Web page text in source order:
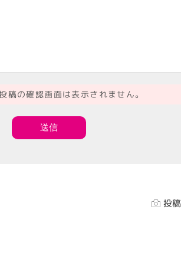
稿の確認画面は表示されません。
投